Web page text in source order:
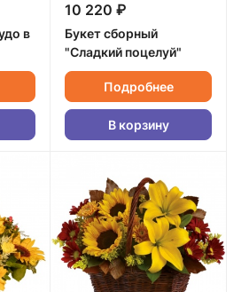
в
10 220 ₽
Букет сборный
"Сладкий поцелуй"
Подробнее
В корзину